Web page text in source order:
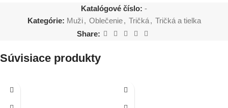
Katalógové číslo: -
Kategórie: Muži , Oblečenie , Tričká , Tričká a tielka
Share:
Súvisiace produkty